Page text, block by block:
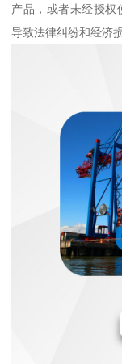
产品，或者未经授权
导致法律纠纷和经济损